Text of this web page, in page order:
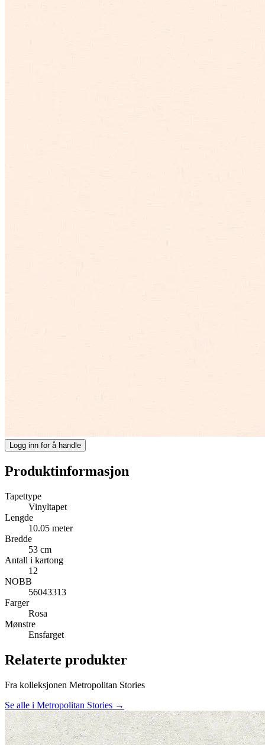
Logg inn for å handle
Produktinformasjon
Tapettype
Vinyltapet
Lengde
10.05 meter
Bredde
53 cm
Antall i kartong
12
NOBB
56043313
Farger
Rosa
Mønstre
Ensfarget
Relaterte produkter
Fra kolleksjonen Metropolitan Stories
Se alle i Metropolitan Stories →